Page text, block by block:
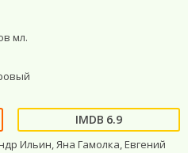
мл.
6.9
Ильин, Яна Гамолка, Евгений